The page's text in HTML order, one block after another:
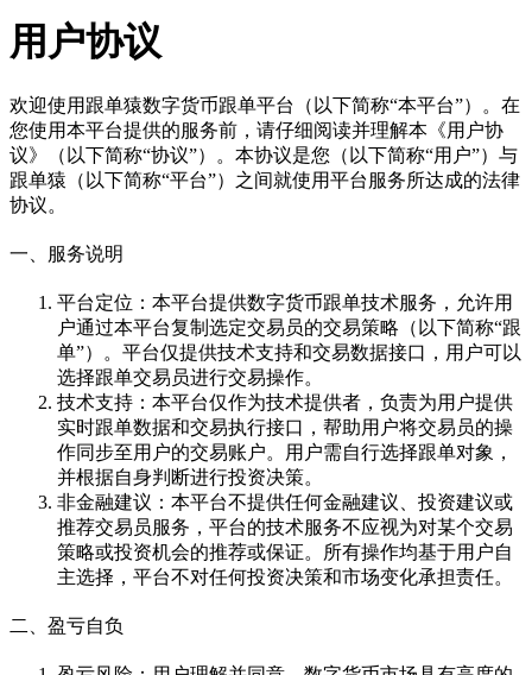
用户协议
欢迎使用跟单猿数字货币跟单平台（以下简称“本平台”）。在
您使用本平台提供的服务前，请仔细阅读并理解本《用户协
议》（以下简称“协议”）。本协议是您（以下简称“用户”）与
跟单猿（以下简称“平台”）之间就使用平台服务所达成的法律
协议。
一、服务说明
平台定位：本平台提供数字货币跟单技术服务，允许用
户通过本平台复制选定交易员的交易策略（以下简称“跟
单”）。平台仅提供技术支持和交易数据接口，用户可以
选择跟单交易员进行交易操作。
技术支持：本平台仅作为技术提供者，负责为用户提供
实时跟单数据和交易执行接口，帮助用户将交易员的操
作同步至用户的交易账户。用户需自行选择跟单对象，
并根据自身判断进行投资决策。
非金融建议：本平台不提供任何金融建议、投资建议或
推荐交易员服务，平台的技术服务不应视为对某个交易
策略或投资机会的推荐或保证。所有操作均基于用户自
主选择，平台不对任何投资决策和市场变化承担责任。
二、盈亏自负